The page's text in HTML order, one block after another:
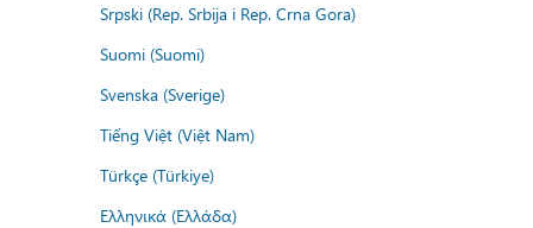
Srpski (Rep. Srbija i Rep. Crna Gora)
Suomi (Suomi)
Svenska (Sverige)
Tiếng Việt (Việt Nam)
Türkçe (Türkiye)
Ελληνικά (Ελλάδα)